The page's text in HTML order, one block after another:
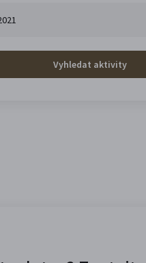
Vyhledat aktivity